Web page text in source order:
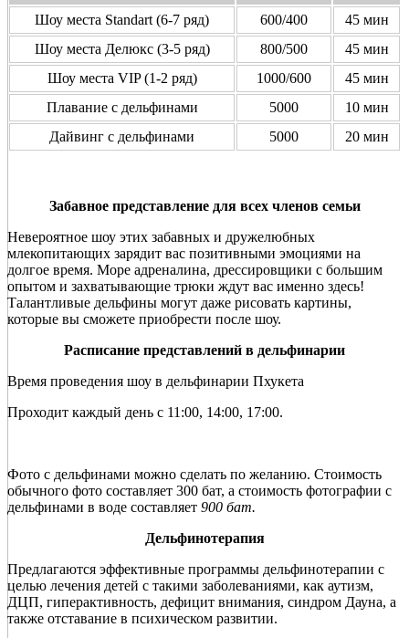
Шоу места Standart (6-7 ряд)
600/400
45 мин
Шоу места Делюкс (3-5 ряд)
800/500
45 мин
Шоу места VIP (1-2 ряд)
1000/600
45 мин
Плавание с дельфинами
5000
10 мин
Дайвинг с дельфинами
5000 20 мин
Забавное представление для всех членов семьи
Невероятное шоу этих забавных и дружелюбных
млекопитающих зарядит вас позитивными эмоциями на
долгое время. Море адреналина, дрессировщики с большим
опытом и захватывающие трюки ждут вас именно здесь!
Талантливые дельфины могут даже рисовать картины,
которые вы сможете приобрести после шоу.
Расписание представлений в дельфинарии
Время проведения шоу в дельфинарии Пхукета
Проходит каждый день с 11:00, 14:00, 17:00.
Фото с дельфинами можно сделать по желанию. Стоимость
обычного фото составляет 300 бат, а стоимость фотографии с
дельфинами в воде составляет 900 бат.
Дельфинотерапия
Предлагаются эффективные программы дельфинотерапии с
целью лечения детей с такими заболеваниями, как аутизм,
ДЦП, гиперактивность, дефицит внимания, синдром Дауна, а
также отставание в психическом развитии.